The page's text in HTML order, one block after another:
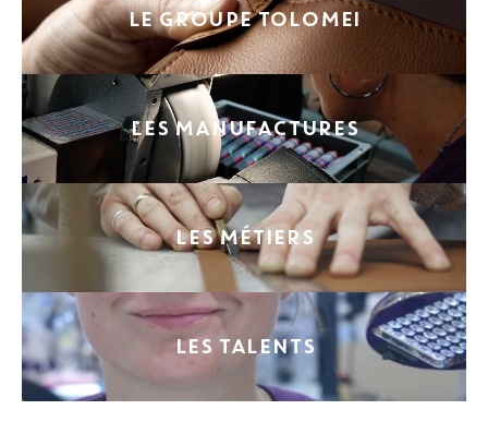
LE GROUPE TOLOMEI
LES MANUFACTURES
LES MÉTIERS
LES TALENTS